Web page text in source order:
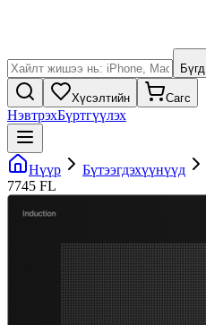
Бүгд
Хүсэлтийн Сагс
НэвтрэхБүртгүүлэх
Нүүр Бүтээгдэхүүнүүд
7745 FL